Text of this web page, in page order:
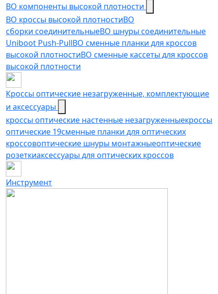
ВО компоненты высокой плотности
ВО кроссы высокой плотностиВО
сборки соединительныеВО шнуры соединительные
Uniboot Push-PullВО сменные планки для кроссов
высокой плотностиВО сменные кассеты для кроссов
высокой плотности
Кроссы оптические незагруженные, комплектующие
и аксессуары
кроссы оптические настенные незагруженныекроссы
оптические 19сменные планки для оптических
кроссовоптические шнуры монтажныеоптические
розеткиаксессуары для оптических кроссов
Инструмент